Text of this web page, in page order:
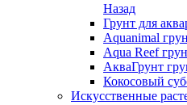
Назад
Грунт для
Aquanimal
Aqua Reef
АкваГрунт
Кокосовый
Искусственные